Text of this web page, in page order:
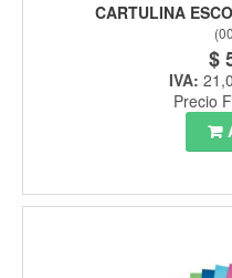
CARTULINA
(
$
IVA:
Precio